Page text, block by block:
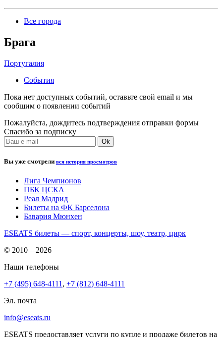
Все города
Брага
Португалия
События
Пока нет доступных событий, оставьте свой email и мы
сообщим о появлении событий
Пожалуйста, дождитесь подтверждения отправки формы
Спасибо за подписку
Вы уже смотрели вся история просмотров
Лига Чемпионов
ПБК ЦСКА
Реал Мадрид
Билеты на ФК Барселона
Бавария Мюнхен
ESEATS билеты — спорт, концерты, шоу, театр, цирк
© 2010—2026
Наши телефоны
+7 (495) 648-4111 , +7 (812) 648-4111
Эл. почта
info@eseats.ru
ESEATS предоставляет услуги по купле и продаже билетов на